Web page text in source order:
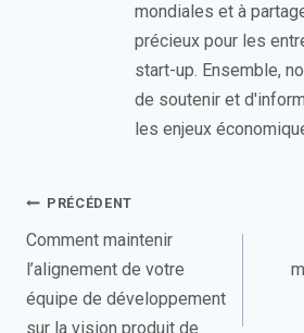
mondiales et à
précieux pour les
start-up. Ensemble,
de soutenir et
les enjeux
Navigation
de
l’article
PRÉCÉDENT
Comment maintenir
l’alignement de votre
équipe de développement
sur la vision produit de